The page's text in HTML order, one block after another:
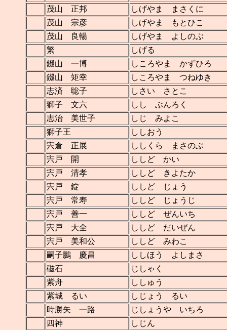
茂山 正邦
しげやま まさくに
茂山 宗彦
しげやま もとひこ
茂山 良暢
しげやま よしのぶ
繁
しげる
錣山 一博
しころやま かずひろ
錣山 矩幸
しころやま つねゆき
志済 聡子
しさい さとこ
獅子 文六
しし ぶんろく
志治 美世子
しじ みよこ
獅子王
ししおう
宍倉 正展
ししくら まさのぶ
宍戸 開
ししど かい
宍戸 清孝
ししど きよたか
宍戸 錠
ししど じょう
宍戸 常寿
ししど じょうじ
宍戸 善一
ししど ぜんいち
宍戸 大全
ししど だいぜん
宍戸 美和公
ししど みわこ
嗣子鵬 慶昌
ししほう よしまさ
磁石
じしゃく
紫舟
ししゅう
紫城 るい
しじょう るい
時勝矢 一路
じしょうや いちろ
四神
しじん